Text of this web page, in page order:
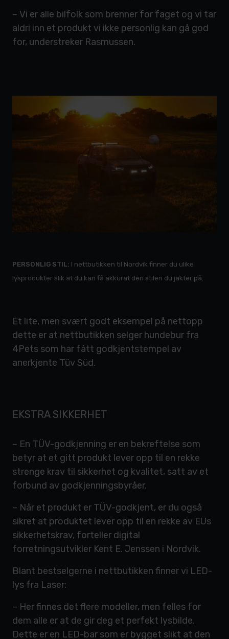
– Vi er alle bilfolk som brenner for faget og vi tar
aldri inn et produkt vi ikke personlig kan gå god
for, understreker Rasmussen.
PERSONLIG STIL: I nettbutikken til Nordvik finner du ulike
lysprodukter slik at du kan få akkurat den stilen du jakter på.
Et lite, men svært godt eksempel på nettopp
dette er at nettbutikken selger hundebur fra
4Pets som har fått godkjentstempel av
anerkjente Tüv Süd.
EKSTRA SIKKERHET
– En TÜV-godkjenning er en bekreftelse som
betyr at et gitt produkt lever opp til en rekke
strenge krav til sikkerhet og kvalitet, satt av et
forbund av godkjenningsbyråer.
– Når et produkt er TÜV-godkjent, er du også
sikret at produktet lever opp til en rekke av EUs
sikkerhetskrav, forteller digital
forretningsutvikler Kent E. Jenssen i Nordvik.
Blant bestselgerne i nettbutikken finner vi LED-
lys fra Laser:
– Her finnes det flere modeller, men felles for
dem alle er at de gir deg et perfekt lysbilde.
Dette er en LED-bar som er bygget slikt at den